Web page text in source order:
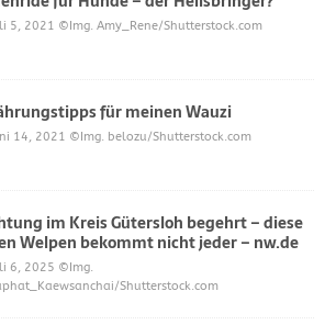
5, 2021 ©Img. Amy_Rene/Shutterstock.com
für meinen Wauzi
14, 2021 ©Img. belozu/Shutterstock.com
im Kreis Gütersloh begehrt – diese
Welpen bekommt nicht jeder – nw.de
6, 2025 ©Img.
Shutterstock.com